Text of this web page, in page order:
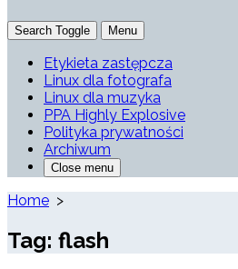
Search Toggle Menu
Etykieta zastępcza
Linux dla fotografa
Linux dla muzyka
PPA Highly Explosive
Polityka prywatności
Archiwum
Close menu
Home >
Tag: flash